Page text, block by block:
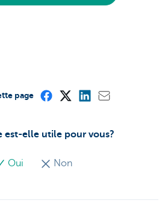
est-elle utile pour vous?
Oui Non
page